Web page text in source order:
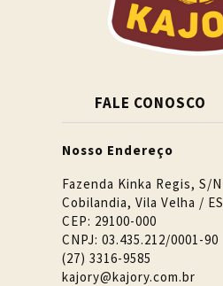
FALE CONOSCO
Nosso Endereço
Fazenda Kinka Regis, S/N
Cobilandia, Vila Velha / ES
CEP: 29100-000
CNPJ: 03.435.212/0001-90
(27) 3316-9585
kajory@kajory.com.br